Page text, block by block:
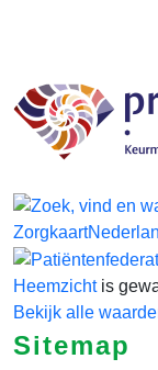
Heemzichtis
Bekijk alle
Sitemap